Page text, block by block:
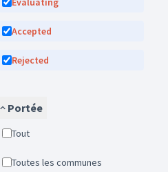
Accepted
Rejected
Portée
Tout
Toutes les communes